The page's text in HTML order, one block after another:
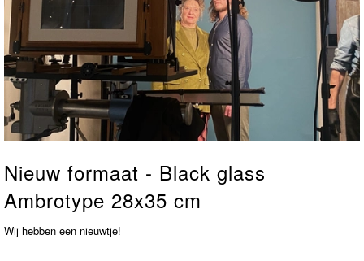
Over ons >
Blog - Publicaties >
Reviews >
Contact >
Nieuw formaat - Black glass
Ambrotype 28x35 cm
Wij hebben een nieuwtje!